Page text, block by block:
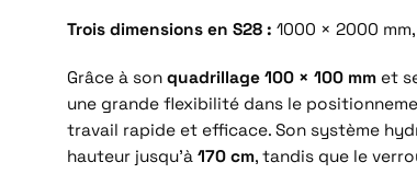
Trois dimensions en S28 : 1000 × 2000
Grâce à son quadrillage 100 × 100 mm et
une grande flexibilité dans le
travail rapide et efficace. Son système
hauteur jusqu’à 170 cm, tandis que le